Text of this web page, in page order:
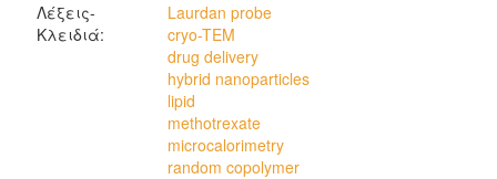
Λέξεις-
Κλειδιά:
Laurdan probe
cryo-TEM
drug delivery
hybrid nanoparticles
lipid
methotrexate
microcalorimetry
random copolymer